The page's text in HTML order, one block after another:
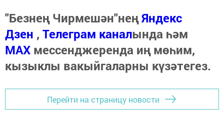
"Безнең Чирмешән"неңЯндекс
Дзен , Телеграм каналында һәм
МАХ мессенджеренда иң мөһим,
кызыклы вакыйгаларны күзәтегез.
Перейти на страницу новости